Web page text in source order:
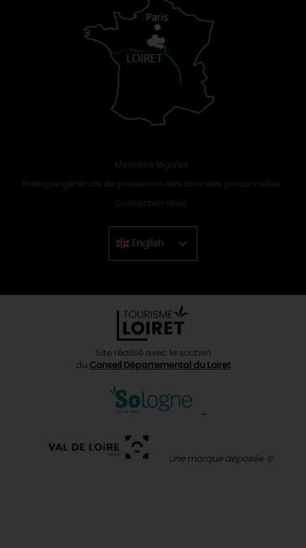
Mentions légales
Politique générale de protection des données personnelles
Contactez-nous
English
Chinese
Site réalisé avec le soutien
du Conseil Départemental du Loiret
une marque déposée ©